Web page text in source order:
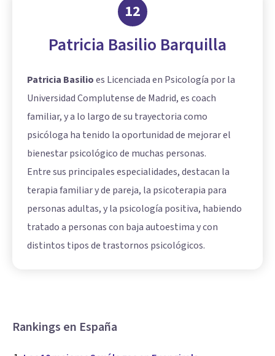
12
Patricia Basilio Barquilla
Patricia Basilioes Licenciada en Psicología por la
Universidad Complutense de Madrid, es coach
familiar, y a lo largo de su trayectoria como
psicóloga ha tenido la oportunidad de mejorar el
bienestar psicológico de muchas personas.
Entre sus principales especialidades, destacan la
terapia familiar y de pareja, la psicoterapia para
personas adultas, y la psicología positiva, habiendo
tratado a personas con baja autoestima y con
distintos tipos de trastornos psicológicos.
Rankings en España